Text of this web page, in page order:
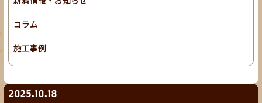
2025.10.18
コラム
施工事例